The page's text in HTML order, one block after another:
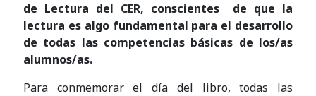
de Lectura del CER, conscientes de que la
lectura es algo fundamental para el desarrollo
de todas las competencias básicas de los/as
alumnos/as.
Para conmemorar el día del libro, todas las